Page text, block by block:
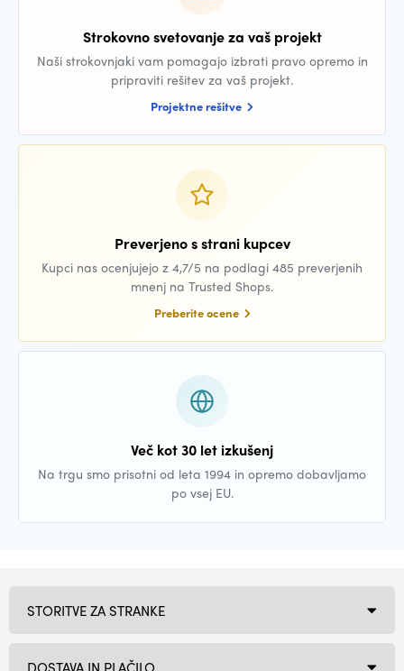
Strokovno svetovanje za vaš projekt
Naši strokovnjaki vam pomagajo izbrati pravo opremo in
pripraviti rešitev za vaš projekt.
Projektne rešitve
Preverjeno s strani kupcev
Kupci nas ocenjujejo z 4,7/5 na podlagi 485 preverjenih
mnenj na Trusted Shops.
Preberite ocene
Več kot 30 let izkušenj
Na trgu smo prisotni od leta 1994 in opremo dobavljamo
po vsej EU.
STORITVE ZA STRANKE
DOSTAVA IN PLAČILO